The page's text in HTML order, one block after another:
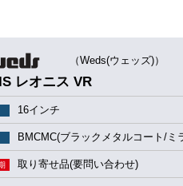
（Weds(ウェッズ)）
レオニス VR
16インチ
BMCMC(ブラックメタルコート/ミ
取り寄せ品(要問い合わせ)